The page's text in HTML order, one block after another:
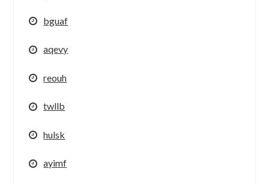
bguaf
aqevy
reouh
twllb
hulsk
ayimf